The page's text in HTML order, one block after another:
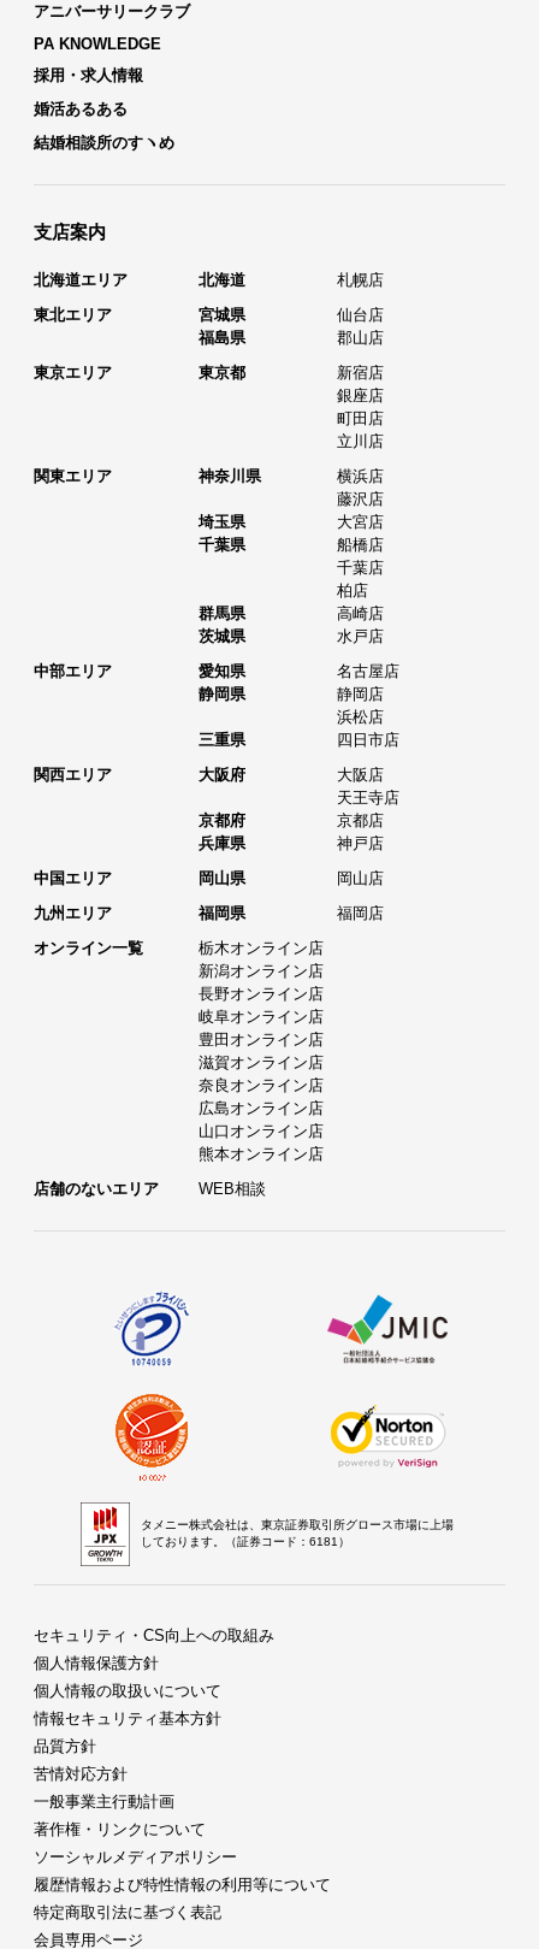
アニバーサリークラブ
PA KNOWLEDGE
採用・求人情報
婚活あるある
結婚相談所のすヽめ
支店案内
北海道エリア 北海道
札幌店
東北エリア
宮城県
仙台店
福島県
郡山店
東京エリア
東京都
新宿店
銀座店
町田店
立川店
関東エリア
神奈川県
横浜店
藤沢店
埼玉県
大宮店
千葉県
船橋店
千葉店
柏店
群馬県
高崎店
茨城県
水戸店
中部エリア
愛知県
名古屋店
静岡県
静岡店
浜松店
三重県
四日市店
関西エリア
大阪府
大阪店
天王寺店
京都府
京都店
兵庫県
神戸店
中国エリア
岡山県
岡山店
九州エリア
福岡県
福岡店
オンライン一覧
栃木オンライン店
新潟オンライン店
長野オンライン店
岐阜オンライン店
豊田オンライン店
滋賀オンライン店
奈良オンライン店
広島オンライン店
山口オンライン店
熊本オンライン店
店舗のないエリア
WEB相談
タメニー株式会社は、東京証券取引所グロース市場に上場
しております。（証券コード：6181）
セキュリティ・CS向上への取組み
個人情報保護方針
個人情報の取扱いについて
情報セキュリティ基本方針
品質方針
苦情対応方針
一般事業主行動計画
著作権・リンクについて
ソーシャルメディアポリシー
履歴情報および特性情報の利用等について
特定商取引法に基づく表記
会員専用ページ